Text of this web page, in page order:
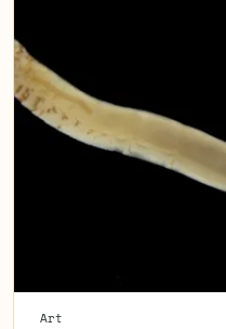
Art